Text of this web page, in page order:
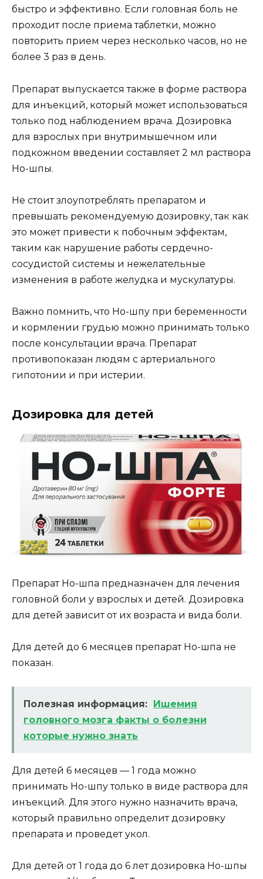
быстро и эффективно. Если головная боль не
проходит после приема таблетки, можно
повторить прием через несколько часов, но не
более 3 раз в день.
Препарат выпускается также в форме раствора
для инъекций, который может использоваться
только под наблюдением врача. Дозировка
для взрослых при внутримышечном или
подкожном введении составляет 2 мл раствора
Но-шпы.
Не стоит злоупотреблять препаратом и
превышать рекомендуемую дозировку, так как
это может привести к побочным эффектам,
таким как нарушение работы сердечно-
сосудистой системы и нежелательные
изменения в работе желудка и мускулатуры.
Важно помнить, что Но-шпу при беременности
и кормлении грудью можно принимать только
после консультации врача. Препарат
противопоказан людям с артериального
гипотонии и при истерии.
Дозировка для детей
Препарат Но-шпа предназначен для лечения
головной боли у взрослых и детей. Дозировка
для детей зависит от их возраста и вида боли.
Для детей до 6 месяцев препарат Но-шпа не
показан.
Полезная информация: Ишемия
головного мозга факты о болезни
которые нужно знать
Для детей 6 месяцев — 1 года можно
принимать Но-шпу только в виде раствора для
инъекций. Для этого нужно назначить врача,
который правильно определит дозировку
препарата и проведет укол.
Для детей от 1 года до 6 лет дозировка Но-шпы